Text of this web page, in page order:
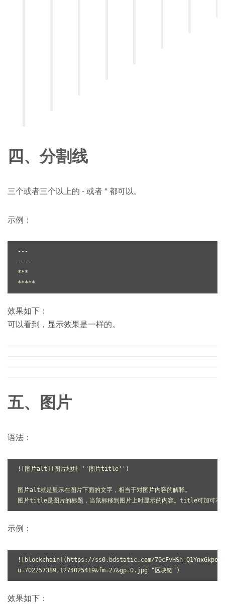
四、分割线
三个或者三个以上的 - 或者 * 都可以。
示例：
---
----
***
效果如下：
可以看到，显示效果是一样的。
五、图片
语法：
![图片alt](图片地址 '' 图片title '' )
图片alt就是显示在图片下面的文字，相当于对图片内容的解释。
示例：
![blockchain](https: //ss0.bdstatic.com/
u=702257389 , 1274025419&fm=27&gp=0. jpg "区块链"
效果如下：